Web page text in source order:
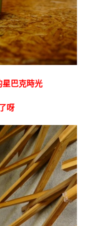
星巴克時光
呀